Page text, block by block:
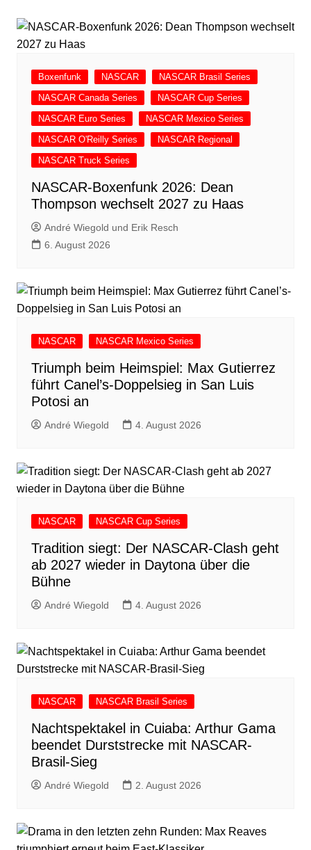
Boxenfunk NASCAR
NASCAR Brasil Series
NASCAR Canada Series
NASCAR Cup Series
NASCAR Euro Series
NASCAR Mexico Series
NASCAR O'Reilly Series
NASCAR Regional
NASCAR Truck Series
NASCAR-Boxenfunk 2026: Dean
Thompson wechselt 2027 zu Haas
André Wiegold und Erik Resch
6. August 2026
NASCAR NASCAR Mexico Series
Triumph beim Heimspiel: Max Gutierrez
führt Canel’s-Doppelsieg in San Luis
Potosi an
André Wiegold 4. August 2026
NASCAR NASCAR Cup Series
Tradition siegt: Der NASCAR-Clash geht
ab 2027 wieder in Daytona über die
Bühne
André Wiegold 4. August 2026
NASCAR NASCAR Brasil Series
Nachtspektakel in Cuiaba: Arthur Gama
beendet Durststrecke mit NASCAR-
Brasil-Sieg
André Wiegold 2. August 2026